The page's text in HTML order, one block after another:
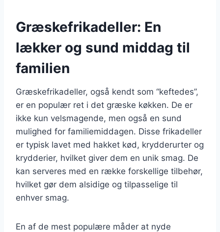
Græskefrikadeller: En
lækker og sund middag til
familien
Græskefrikadeller, også kendt som “keftedes”,
er en populær ret i det græske køkken. De er
ikke kun velsmagende, men også en sund
mulighed for familiemiddagen. Disse frikadeller
er typisk lavet med hakket kød, krydderurter og
krydderier, hvilket giver dem en unik smag. De
kan serveres med en række forskellige tilbehør,
hvilket gør dem alsidige og tilpasselige til
enhver smag.
En af de mest populære måder at nyde